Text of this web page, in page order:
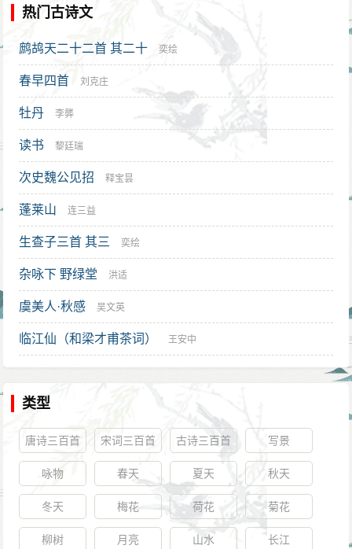
大臣们商议，准备让武后摄政。宰相郝处俊谏道：“陛下
奈何将高祖、太宗的天下，不传给子孙而委任给天后
啊！”李治因而暂时停议。武后得知后，就召集了一些“文
学之士”撰《列女传》、《臣轨》、《百僚新戒》、《乐
书》，约千余卷；并且密令参决百官疏奏，以分宰相的
权力。
李治期朝政主要和武氏共同商议处理，但李治仍掌
等先后倒台，武后的政敌及家属拜相，王废后的族兄王
方翼也受到任用，拟定《内训》和《外戚诫》压制武家
人兴风作浪，武后对此皆无可奈何。
去世
永淳二年（683年），李治驾到奉天宫，当时武后从
封泰山以后，劝李治封中岳。李治因患病而终止。李治
苦于头痛不可忍耐，侍医秦鸣鹤道：“刺头微微出血，可
头上刺出血来吗！”李治说：“我苦于头痛，出血未必不
好！”侍医就用针刺百会，李治道：“我的眼睛明亮了。”不
久，诏命皇太子李显代理国政，裴炎、刘齐贤、郭正一
等人在东宫任同平章事。李治从奉天宫回东都洛阳，病
得很厉害，宰相以下大臣都不能晋见。
同年十二月，诏令改永淳二年为弘道元年。将要宣
热门古诗文
鹧鸪天二十二首 其二十 奕绘
春早四首 刘克庄
牡丹 李龏
读书 黎廷瑞
次史魏公见招 释宝昙
蓬莱山 连三益
生查子三首 其三 奕绘
杂咏下 野绿堂 洪适
虞美人·秋感 吴文英
临江仙（和梁才甫茶词） 王安中
类型
唐诗三百首 宋词三百首 古诗三百首 写景
咏物 春天 夏天 秋天
冬天 梅花 荷花 菊花
柳树 月亮 山水 长江